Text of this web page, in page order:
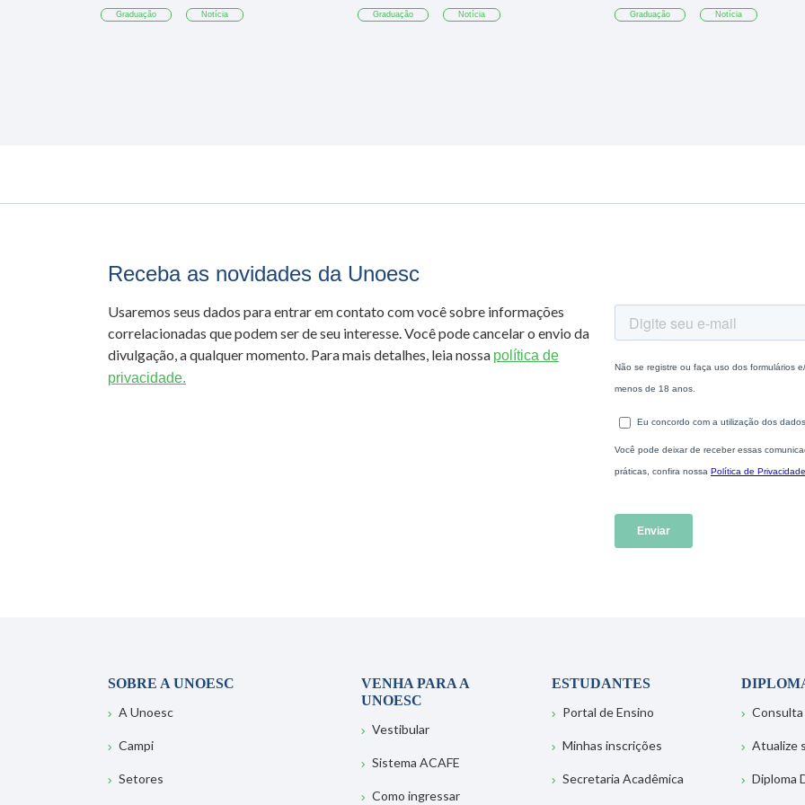
Graduação Notícia Graduação Notícia Graduação Notícia
Receba as novidades da Unoesc
Usaremos seus dados para entrar em contato com você sobre informações
correlacionadas que podem ser de seu interesse. Você pode cancelar o envio da
divulgação, a qualquer momento. Para mais detalhes, leia nossa política de
privacidade.
SOBRE A UNOESC
A Unoesc
Campi
Setores
VENHA PARA A
UNOESC
Vestibular
Sistema ACAFE
Como ingressar
ESTUDANTES
Portal de Ensino
Minhas inscrições
Secretaria Acadêmica
Consulta
Atualize
Diploma